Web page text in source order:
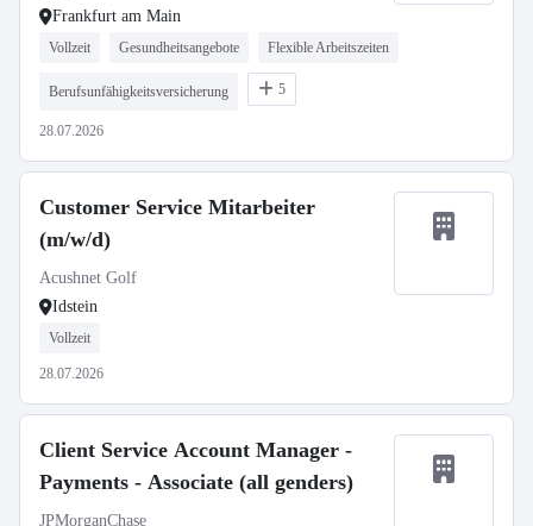
Frankfurt am Main
Vollzeit Gesundheitsangebote Flexible Arbeitszeiten
Berufsunfähigkeitsversicherung 5
28.07.2026
Customer Service Mitarbeiter
(m/w/d)
Acushnet Golf
Idstein
Vollzeit
28.07.2026
Client Service Account Manager -
Payments - Associate (all genders)
JPMorganChase